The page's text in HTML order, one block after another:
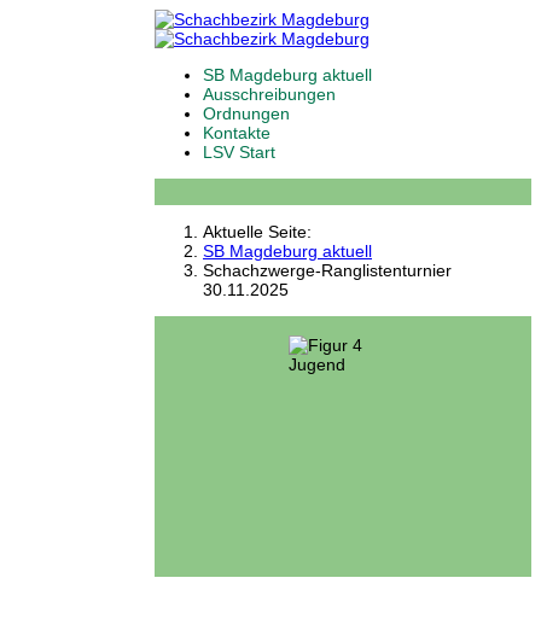
SB Magdeburg aktuell
Ausschreibungen
Ordnungen
Kontakte
LSV Start
Aktuelle Seite:
SB Magdeburg aktuell
Schachzwerge-Ranglistenturnier
30.11.2025